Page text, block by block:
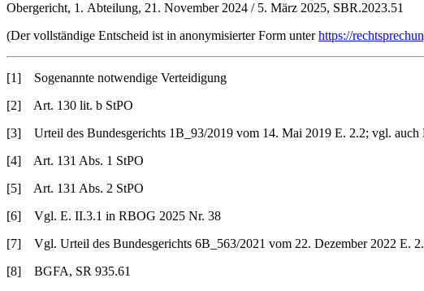
Obergericht, 1. Abteilung, 21. November 2024 / 5. März 2025, SBR.2023.51
(Der vollständige Entscheid ist in anonymisierter Form unterhttps://
[1] Sogenannte notwendige Verteidigung
[2] Art. 130 lit. b StPO
[3] Urteil des Bundesgerichts 1B_93/2019 vom 14. Mai 2019 E. 2.2; vgl.
[4] Art. 131 Abs. 1 StPO
[5] Art. 131 Abs. 2 StPO
[6] Vgl. E. II.3.1 in RBOG 2025 Nr. 38
[7] Vgl. Urteil des Bundesgerichts 6B_563/2021 vom 22. Dezember 2022 E.
[8] BGFA, SR 935.61